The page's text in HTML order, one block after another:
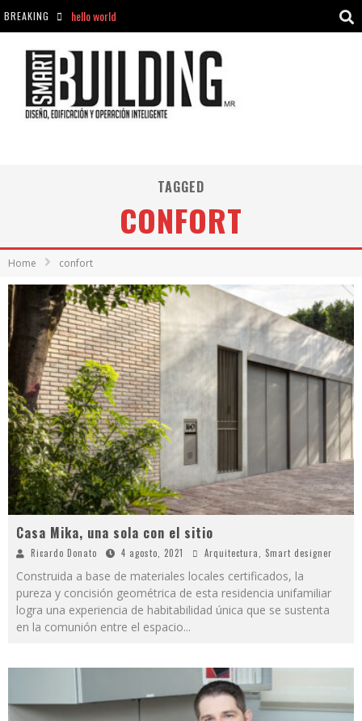
BREAKING
hello world
hello world
TAGGED
CONFORT
Home confort
Casa Mika, una sola con el sitio
Ricardo Donato 4 agosto, 2021 Arquitectura, Smart designer
Construida a base de materiales locales certificados, la
pureza y concisión geométrica de esta residencia unifamiliar
logra una experiencia de habitabilidad única que se sustenta
en la comunión entre el espacio...